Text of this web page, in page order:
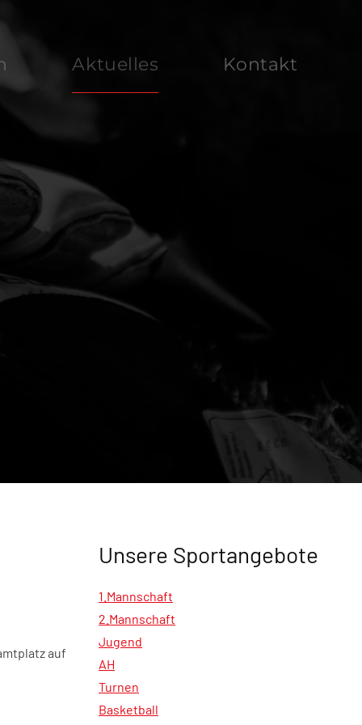
Aktuelles Kontakt
auf
Unsere Sportangebote
1.Mannschaft
2.Mannschaft
Jugend
AH
Turnen
Basketball